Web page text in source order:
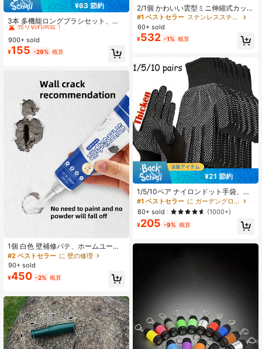
¥63 節約
3本 多機能ロングブラシセット、洗
濯機ドラムクリーナー、シンククリ
ーナー、ハンドルつき硬質ブラシ、
窓溝掃除、キッチン、バスルームの
家庭用
#1 ベストセラー
に ホリデーギフト 手工具
売り切れ間近！
#1 ベストセラー
売り切れ間近！
#1 ベストセラー
売り切れ間近！
#1 ベストセラー
900+ sold
¥155 -29% 概算
1個 白色 壁補修パテ、ホームユース
ネジ穴用フィラー
#2 ベストセラー に 壁の修理
90+ sold
¥450 -2% 概算
2/1個 かわいい雲型ミニ伸縮式カッタ
ーナイフ、ポータブルペーパーカッ
ター、パッケージオープナー、オフ
ィス、学校、家庭、DIYクラフト、学
習用品、オフィス用品に便利なツー
#1 ベストセラー
ステンレススチール 手はさみ
60+ sold
¥532 -1% 概算
¥21 節約
1/5/10ペア ナイロンドット手袋、ガ
ーデニング手袋、作業ツール、滑り
止め、耐久性、通気性再利用可能、
ガーデニング運転労働保護薄型接着
手袋、再利用可能 (ブラック、ブル
#1 ベストセラー
に ガーデングローブ
80+ sold
(1000+)
¥205 -9% 概算